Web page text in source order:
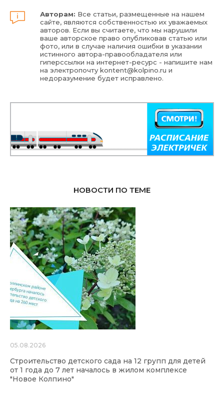
Авторам: Все статьи, размещенные на нашем
сайте, являются собственностью их уважаемых
авторов. Если вы считаете, что мы нарушили
ваше авторское право опубликовав статью или
фото, или в случае наличия ошибки в указании
истинного автора-правообладателя или
гиперссылки на интернет-ресурс - напишите нам
на электропочтуkontent@kolpino.ru и
недоразумение будет исправлено.
НОВОСТИ ПО ТЕМЕ
05.08.2026
Строительство детского сада на 12 групп для детей
от 1 года до 7 лет началось в жилом комплексе
"Новое Колпино"